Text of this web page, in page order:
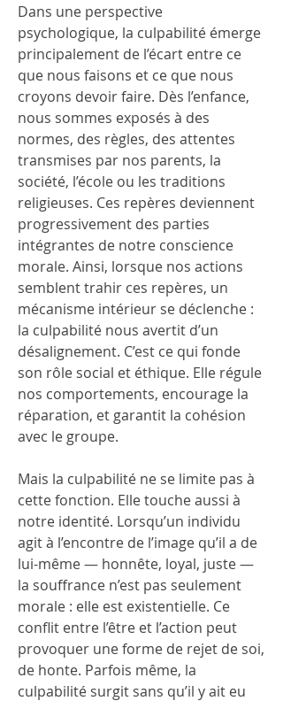
Dans une perspective
psychologique, la culpabilité émerge
principalement de l’écart entre ce
que nous faisons et ce que nous
croyons devoir faire. Dès l’enfance,
nous sommes exposés à des
normes, des règles, des attentes
transmises par nos parents, la
société, l’école ou les traditions
religieuses. Ces repères deviennent
progressivement des parties
intégrantes de notre conscience
morale. Ainsi, lorsque nos actions
semblent trahir ces repères, un
mécanisme intérieur se déclenche :
la culpabilité nous avertit d’un
désalignement. C’est ce qui fonde
son rôle social et éthique. Elle régule
nos comportements, encourage la
réparation, et garantit la cohésion
avec le groupe.
Mais la culpabilité ne se limite pas à
cette fonction. Elle touche aussi à
notre identité. Lorsqu’un individu
agit à l’encontre de l’image qu’il a de
lui-même — honnête, loyal, juste —
la souffrance n’est pas seulement
morale : elle est existentielle. Ce
conflit entre l’être et l’action peut
provoquer une forme de rejet de soi,
de honte. Parfois même, la
culpabilité surgit sans qu’il y ait eu